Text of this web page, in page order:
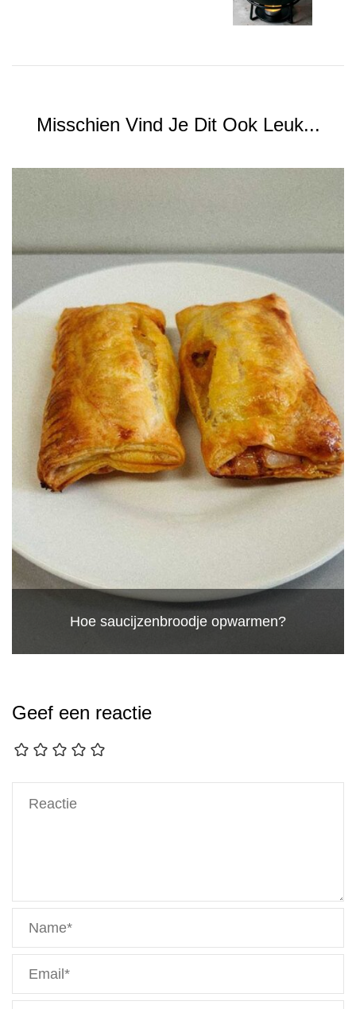
Misschien Vind Je Dit Ook Leuk...
Hoe saucijzenbroodje opwarmen?
Geef een reactie